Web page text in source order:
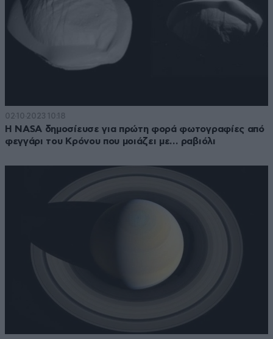
02·10·2023 10:18
Η NASA δημοσίευσε για πρώτη φορά φωτογραφίες από
φεγγάρι του Κρόνου που μοιάζει με… ραβιόλι